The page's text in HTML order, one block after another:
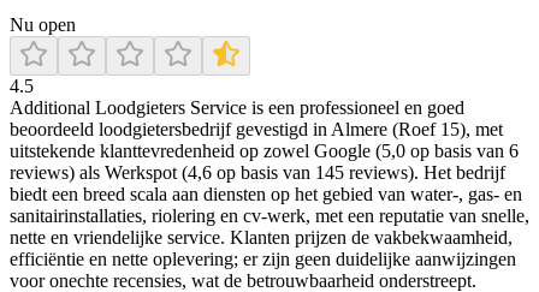
Nu open
4.5
Additional Loodgieters Service is een professioneel en goed
beoordeeld loodgietersbedrijf gevestigd in Almere (Roef 15), met
uitstekende klanttevredenheid op zowel Google (5,0 op basis van 6
reviews) als Werkspot (4,6 op basis van 145 reviews). Het bedrijf
biedt een breed scala aan diensten op het gebied van water-, gas- en
sanitairinstallaties, riolering en cv‑werk, met een reputatie van snelle,
nette en vriendelijke service. Klanten prijzen de vakbekwaamheid,
efficiëntie en nette oplevering; er zijn geen duidelijke aanwijzingen
voor onechte recensies, wat de betrouwbaarheid onderstreept.